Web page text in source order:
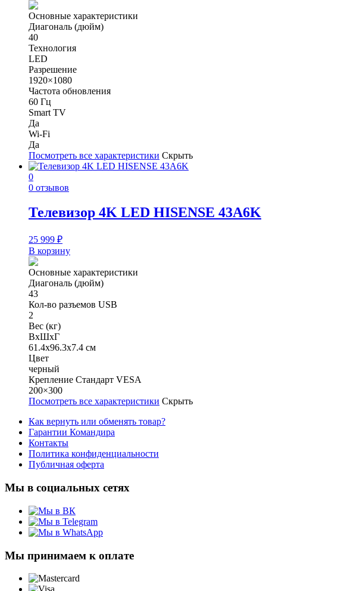
Основные характеристики
Диагональ (дюйм)
40
Технология
LED
Разрешение
1920×1080
Частота обновления
60 Гц
Smart TV
Да
Wi-Fi
Да
Посмотреть все характеристики Скрыть
0
0 отзывов
Телевизор 4K LED HISENSE 43A6K
25 999 ₽
В корзину
Основные характеристики
Диагональ (дюйм)
43
Кол-во разъемов USB
2
Вес (кг)
ВхШхГ
61.4х96.3х7.4 см
Цвет
черный
Крепление Стандарт VESA
200×300
Посмотреть все характеристики Скрыть
Как вернуть или обменять товар?
Гарантии Командира
Контакты
Политика конфиденциальности
Публичная оферта
Мы в социальных сетях
Мы принимаем к оплате